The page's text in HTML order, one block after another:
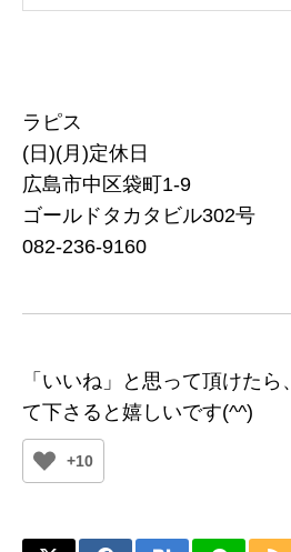
ラピス
(日)(月)定休日
広島市中区袋町1-9
ゴールドタカタビル302号
082-236-9160
「いいね」と思って頂けた
て下さると嬉しいです(^^)
+10